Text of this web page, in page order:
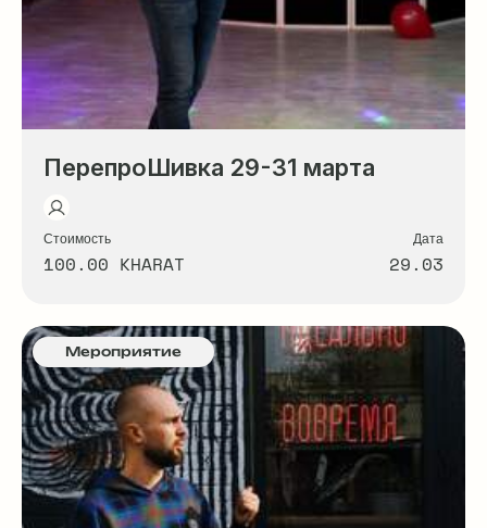
ПерепроШивка 29-31 марта
Стоимость
100.00 KHARAT
Дата
29.03
Мероприятие